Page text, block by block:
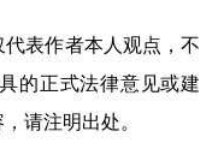
表作者本人观点，不
的正式法律意见或建
请注明出处。